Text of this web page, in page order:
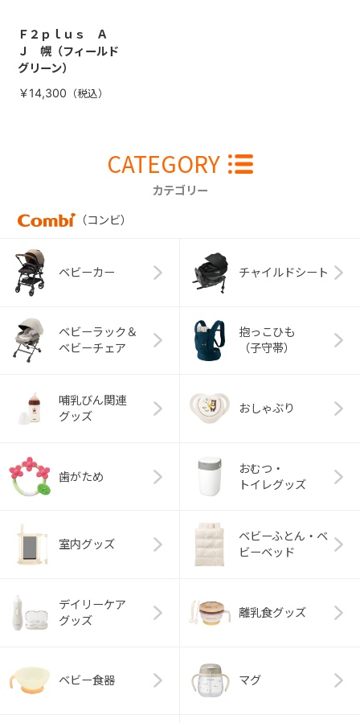
Ｆ２ｐｌｕｓ Ａ
Ｊ 幌（フィールド
グリーン）
￥14,300
CATEGORY
カテゴリー
（コンビ）
ベビーカー チャイルドシート
ベビーラック＆
ベビーチェア
抱っこひも
（子守帯）
哺乳びん関連
グッズ
おしゃぶり
歯がため
おむつ・
トイレグッズ
室内グッズ
ベビーふとん・ベ
ビーベッド
デイリーケア
グッズ
離乳食グッズ
ベビー食器 マグ